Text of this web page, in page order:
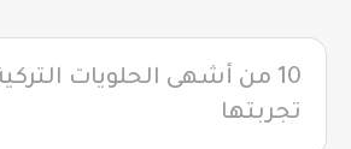
10 من أشهى الحلويات
تجربتها